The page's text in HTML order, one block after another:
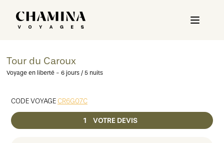
Tour du Caroux
Voyage en liberté - 6 jours / 5 nuits
CODE VOYAGE CR6G07C
1 VOTRE DEVIS